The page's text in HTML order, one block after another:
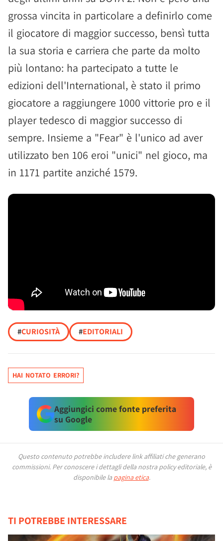
grossa vincita in particolare a definirlo come
il giocatore di maggior successo, bensì tutta
la sua storia e carriera che parte da molto
più lontano: ha partecipato a tutte le
edizioni dell'International, è stato il primo
giocatore a raggiungere 1000 vittorie pro e il
player tedesco di maggior successo di
sempre. Insieme a "Fear" è l'unico ad aver
utilizzato ben 106 eroi "unici" nel gioco, ma
in 1171 partite anziché 1579.
#CURIOSITÀ #EDITORIALI
HAI NOTATO ERRORI?
Aggiungici come fonte preferita
su Google
Questo contenuto potrebbe includere link affiliati che generano
commissioni. Per conoscere i dettagli della nostra policy editoriale, è
disponibile la pagina etica.
TI POTREBBE INTERESSARE